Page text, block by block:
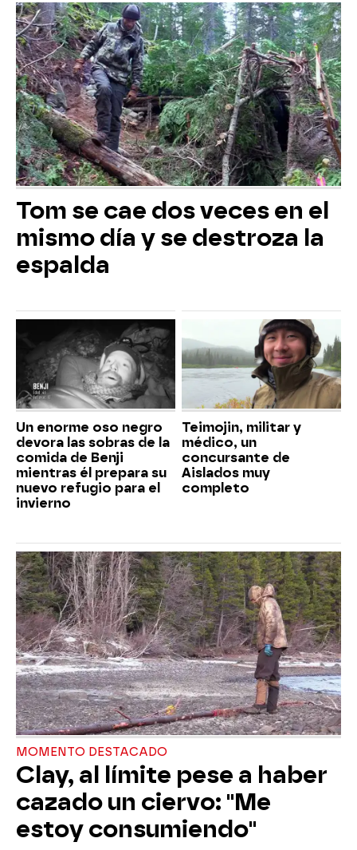
Tom se cae dos veces en el
mismo día y se destroza la
espalda
Un enorme oso negro
devora las sobras de la
comida de Benji
mientras él prepara su
nuevo refugio para el
invierno
Teimojin, militar y
médico, un
concursante de
Aislados muy
completo
MOMENTO DESTACADO
Clay, al límite pese a haber
cazado un ciervo: "Me
estoy consumiendo"